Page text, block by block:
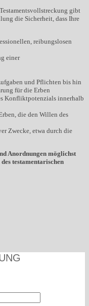
gibt
die Sicherheit, dass Ihre
reibungslosen
einer
und Pflichten bis hin
für die Erben
Konfliktpotenzials innerhalb
die den Willen des
Zwecke, etwa durch die
Anordnungen möglichst
testamentarischen